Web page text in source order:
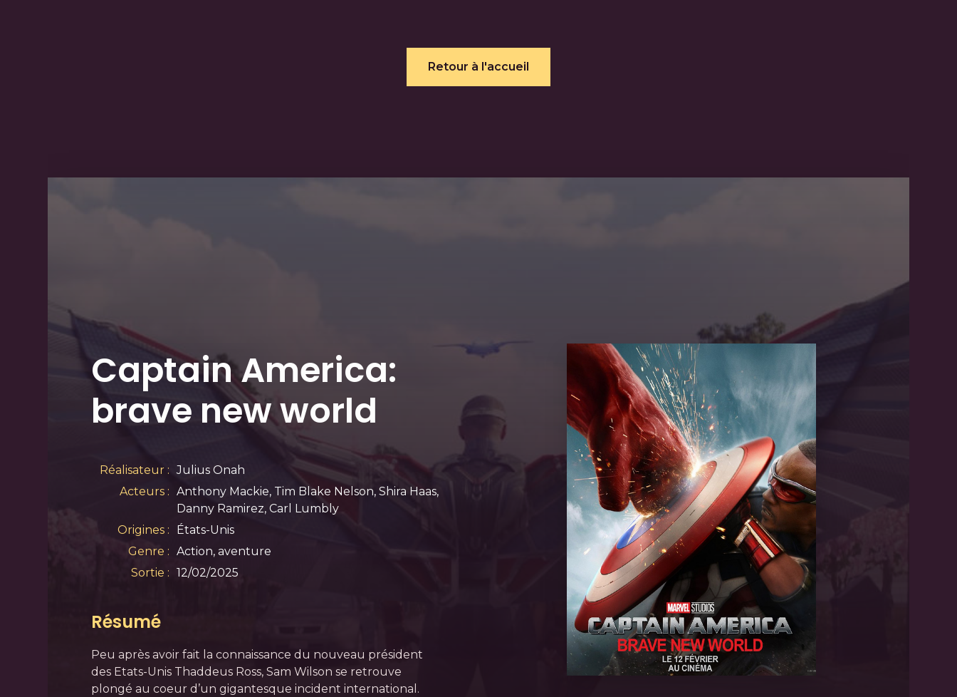
Retour à l'accueil
Captain America:
brave new world
Réalisateur : Julius Onah
Acteurs : Anthony Mackie, Tim Blake Nelson, Shira Haas,
Danny Ramirez, Carl Lumbly
Origines :
États-Unis
Genre : Action, aventure
Sortie : 12/02/2025
Résumé
Peu après avoir fait la connaissance du nouveau président
des Etats-Unis Thaddeus Ross, Sam Wilson se retrouve
plongé au coeur d’un gigantesque incident international.